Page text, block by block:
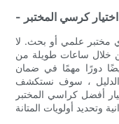
اختيار كرسي المختبر
مختبر علمي أو بحث. لا
خلال ساعات طويلة من
أيضًا دورًا مهمًا في ضمان
الدليل ، سوف نستكشف
أفضل كراسي المختبر